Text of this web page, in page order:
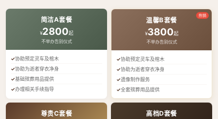
简洁A套餐
¥2800起
不举办告别仪式
协助预定灵车及棺木
协助为逝者穿衣净身
基础殡葬用品提供
办理相关手续指导
热销
温馨B套餐
¥3800起
不举办告别仪式
协助预定灵车及棺木
协助为逝者穿衣净身
遗像制作服务
全套殡葬用品提供
尊贵C套餐 高档D套餐